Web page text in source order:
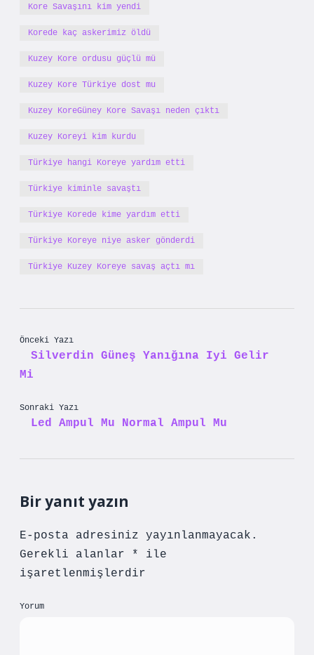
Kore Savaşını kim yendi
Korede kaç askerimiz öldü
Kuzey Kore ordusu güçlü mü
Kuzey Kore Türkiye dost mu
Kuzey KoreGüney Kore Savaşı neden çıktı
Kuzey Koreyi kim kurdu
Türkiye hangi Koreye yardım etti
Türkiye kiminle savaştı
Türkiye Korede kime yardım etti
Türkiye Koreye niye asker gönderdi
Türkiye Kuzey Koreye savaş açtı mı
Önceki Yazı
Silverdin Güneş Yanığına Iyi Gelir
Mi
Sonraki Yazı
Led Ampul Mu Normal Ampul Mu
Bir yanıt yazın
E-posta adresiniz yayınlanmayacak.
Gerekli alanlar
*
ile
işaretlenmişlerdir
Yorum